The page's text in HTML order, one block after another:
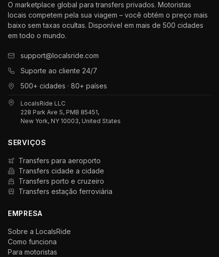
O marketplace global para transfers privados. Motoristas
locais competem pela sua viagem – você obtém o preço mais
baixo sem taxas ocultas. Disponível em mais de 500 cidades
em todo o mundo.
support@localsride.com
Suporte ao cliente 24/7
500+ cidades · 80+ países
LocalsRide LLC
228 Park Ave S, PMB 85451,
New York, NY 10003, United States
SERVIÇOS
Transfers para aeroporto
Transfers cidade a cidade
Transfers porto e cruzeiro
Transfers estação ferroviária
EMPRESA
Sobre a LocalsRide
Como funciona
Para motoristas